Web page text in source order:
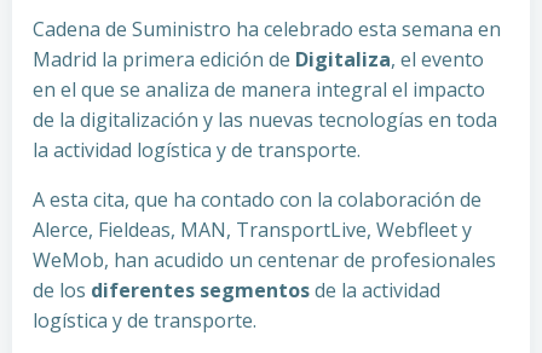
Cadena de Suministro ha celebrado esta semana en
Madrid la primera edición de Digitaliza, el evento
en el que se analiza de manera integral el impacto
de la digitalización y las nuevas tecnologías en toda
la actividad logística y de transporte.
A esta cita, que ha contado con la colaboración de
Alerce, Fieldeas, MAN, TransportLive, Webfleet y
WeMob, han acudido un centenar de profesionales
de los diferentes segmentosde la actividad
logística y de transporte.